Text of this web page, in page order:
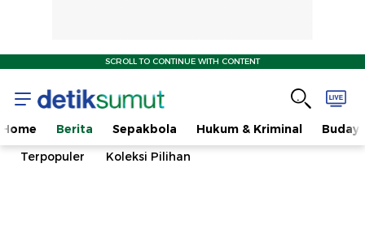
SCROLL TO CONTINUE WITH CONTENT
Home Berita Sepakbola Hukum & Kriminal
Terpopuler
Koleksi Pilihan